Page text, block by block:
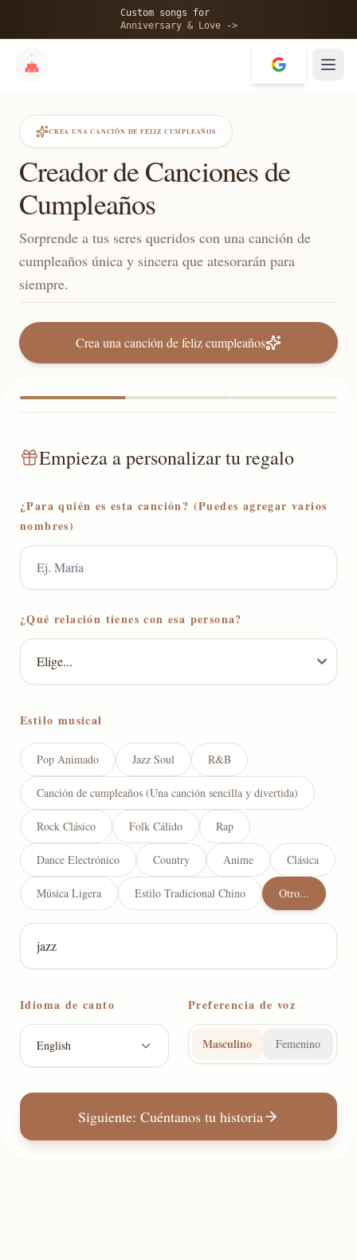
Custom songs for
Anniversary & Love ->
CREA UNA CANCIÓN DE FELIZ CUMPLEAÑOS
Creador de Canciones de
Cumpleaños
Sorprende a tus seres queridos con una canción de
cumpleaños única y sincera que atesorarán para
siempre.
Crea una canción de feliz cumpleaños
Empieza a personalizar tu regalo
¿Para quién es esta canción? (Puedes agregar varios
nombres)
¿Qué relación tienes con esa persona?
Estilo musical
Pop Animado Jazz Soul R&B
Canción de cumpleaños (Una canción sencilla y divertida)
Rock Clásico Folk Cálido Rap
Dance Electrónico Country Anime Clásica
Música Ligera Estilo Tradicional Chino Otro...
Idioma de canto
English
Preferencia de voz
Masculino Femenino
Siguiente: Cuéntanos tu historia